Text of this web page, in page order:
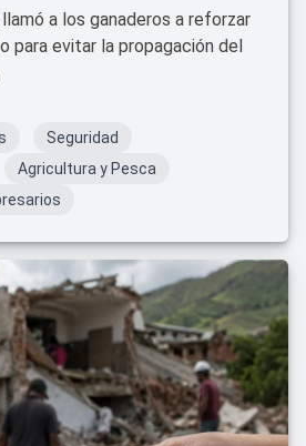
a los ganaderos a reforzar
para evitar la propagación del
Seguridad
Agricultura y Pesca